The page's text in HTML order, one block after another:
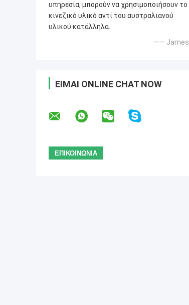
υπηρεσία, μπορούν να χρησιμοποιήσουν το
κινεζικό υλικό αντί του αυστραλιανού
υλικού κατάλληλα.
—— James
ΕΊΜΑΙ ONLINE CHAT NOW